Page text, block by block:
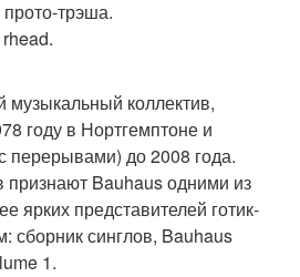
трэша.
коллектив,
году в Нортгемптоне и
перерывами) до 2008 года.
признают Bauhaus одними из
ярких представителей готик-
сборник синглов, Bauhaus
1.